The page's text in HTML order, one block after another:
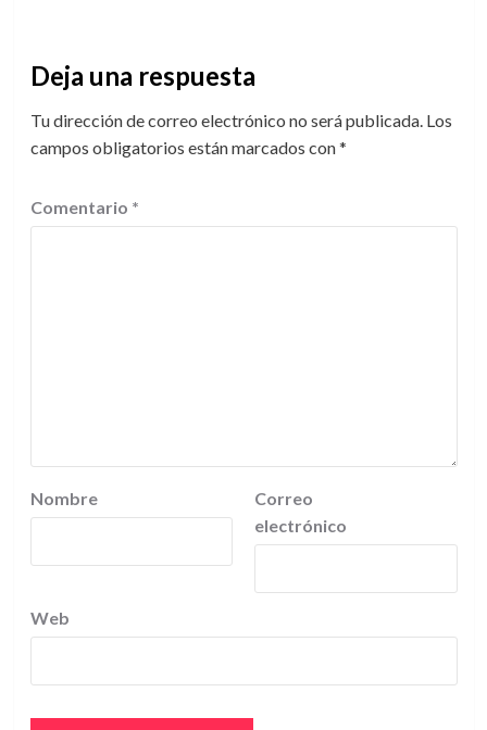
Deja una respuesta
Tu dirección de correo electrónico no será publicada. Los
campos obligatorios están marcados con*
Comentario *
Nombre
Correo
electrónico
Web